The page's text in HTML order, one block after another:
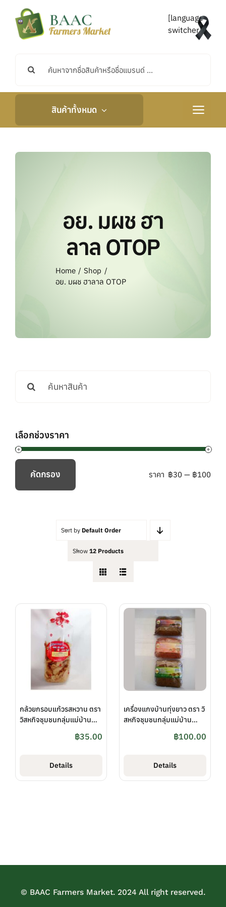
content
[language-
switcher]
สินค้าทั้งหมด
Toggle
การสั่งซื้อสินค้า
ติดต่อเรา
อย. มผช ฮา
ลาล OTOP
Home
Shop
อย. มผช ฮาลาล OTOP
เลือกช่วงราคา
ราคา
ต่ำ
ราคา
สูงสุด
คัดกรอง ราคา ฿30 — ฿100
Sort by Default Order
Show 12 Products
กล้วยกรอบแก้วรสหวาน ตรา
วิสหกิจชุมชนกลุ่มแม่บ้าน
฿35.00
Details
เครื่องแกงบ้านทุ่งยาว ตรา วิ
สหกิจชุมชนกลุ่มแม่บ้าน
฿100.00
Details
© BAAC Farmers Market. 2024 All right reserved.